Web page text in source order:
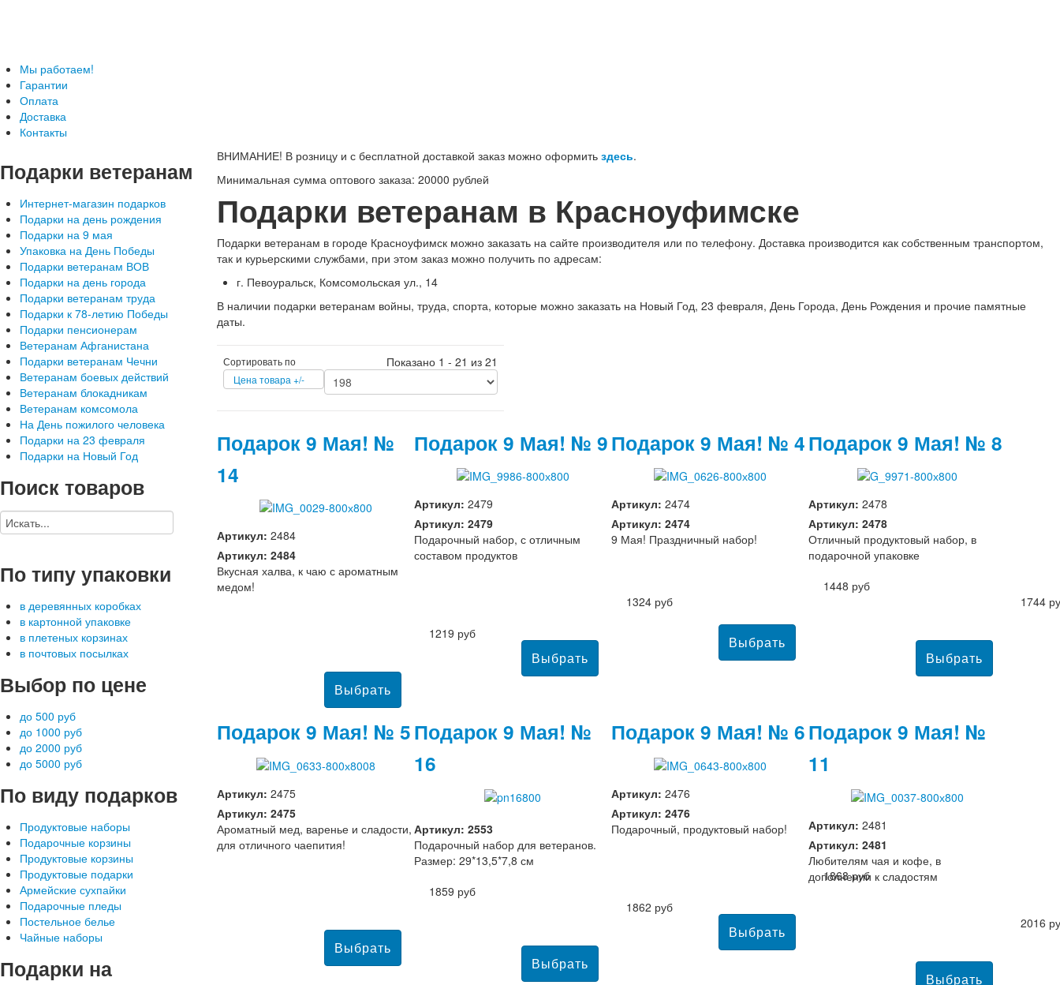
Мы работаем!
Гарантии
Оплата
Доставка
Контакты
ВНИМАНИЕ! В розницу и с бесплатной доставкой заказ можно оформить здесь.
Минимальная сумма оптового заказа: 20000 рублей
Подарки ветеранам в Красноуфимске
Подарки ветеранам в городе Красноуфимск можно заказать на сайте производителя или по телефону. Доставка производится как собственным транспортом,
так и курьерскими службами, при этом заказ можно получить по адресам:
г. Певоуральск, Комсомольская ул., 14
В наличии подарки ветеранам войны, труда, спорта, которые можно заказать на Новый Год, 23 февраля, День Города, День Рождения и прочие памятные
даты.
Сортировать по
Цена товара +/-
Показано 1 - 21 из 21
Подарок 9 Мая! №
14
Артикул: 2484
Артикул: 2484
Вкусная халва, к чаю с ароматным
медом!
1219 руб
Подарок 9 Мая! № 9
Артикул: 2479
Артикул: 2479
Подарочный набор, с отличным
составом продуктов
1324 руб
Подарок 9 Мая! № 4
Артикул: 2474
Артикул: 2474
9 Мая! Праздничный набор!
1448 руб
Подарок 9 Мая! № 8
Артикул: 2478
Артикул: 2478
Отличный продуктовый набор, в
подарочной упаковке
1744
Подарок 9 Мая! № 5
Артикул: 2475
Артикул: 2475
Ароматный мед, варенье и сладости,
для отличного чаепития!
1859 руб
Подарок 9 Мая! №
16
Артикул: 2553
Подарочный набор для ветеранов.
Размер: 29*13,5*7,8 см
1862 руб
Подарок 9 Мая! № 6
Артикул: 2476
Артикул: 2476
Подарочный, продуктовый набор!
1868 руб
Подарок 9 Мая! №
11
Артикул: 2481
Артикул: 2481
Любителям чая и кофе, в
дополнении к сладостям
2016
Подарки ветеранам
Интернет-магазин подарков
Подарки на день рождения
Подарки на 9 мая
Упаковка на День Победы
Подарки ветеранам ВОВ
Подарки на день города
Подарки ветеранам труда
Подарки к 78-летию Победы
Подарки пенсионерам
Ветеранам Афганистана
Подарки ветеранам Чечни
Ветеранам боевых действий
Ветеранам блокадникам
Ветеранам комсомола
На День пожилого человека
Подарки на 23 февраля
Подарки на Новый Год
Поисктоваров
Потипу упаковки
в деревянных коробках
в картонной упаковке
в плетеных корзинах
в почтовых посылках
Выбор по цене
до 500 руб
до 1000 руб
до 2000 руб
до 5000 руб
По виду подарков
Продуктовые наборы
Подарочные корзины
Продуктовые корзины
Продуктовые подарки
Армейские сухпайки
Подарочные пледы
Постельное белье
Чайные наборы
Подарки на